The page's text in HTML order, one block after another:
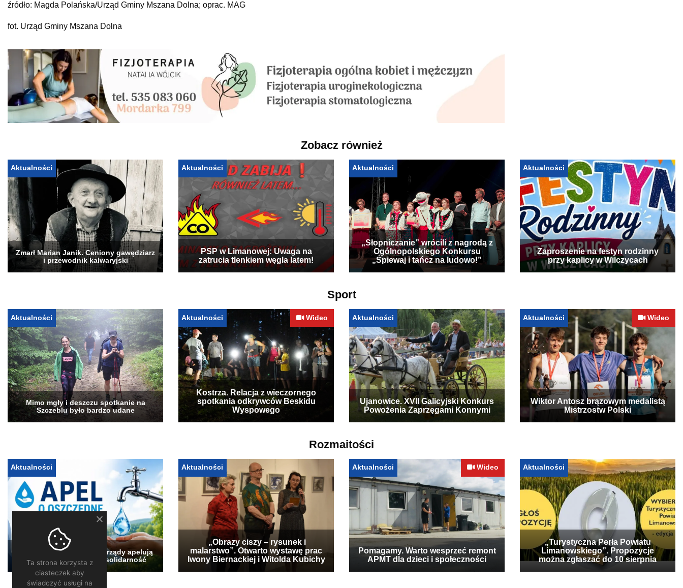
źródło: Magda Polańska/Urząd Gminy Mszana Dolna; oprac. MAG
fot. Urząd Gminy Mszana Dolna
Zobacz również
Aktualności
Zmarł Marian Janik. Ceniony gawędziarz
i przewodnik kalwaryjski
Aktualności
PSP w Limanowej: Uwaga na
zatrucia tlenkiem węgla latem!
Aktualności
„Słopniczanie” wrócili z nagrodą z
Ogólnopolskiego Konkursu
„Śpiewaj i tańcz na ludowo!”
Aktualności
Zaproszenie na festyn rodzinny
przy kaplicy w Wilczycach
Sport
Aktualności
Mimo mgły i deszczu spotkanie na
Szczeblu było bardzo udane
Aktualności Wideo
Kostrza. Relacja z wieczornego
spotkania odkrywców Beskidu
Wyspowego
Aktualności
Ujanowice. XVII Galicyjski Konkurs
Powożenia Zaprzęgami Konnymi
Aktualności Wideo
Wiktor Antosz brązowym medalistą
Mistrzostw Polski
Rozmaitości
Aktualności
Pogłębia się susza. Samorządy apelują
o oszczędzanie wody i solidarność
Aktualności
„Obrazy ciszy – rysunek i
malarstwo”. Otwarto wystawę prac
Iwony Biernackiej i Witolda Kubichy
Aktualności Wideo
Pomagamy. Warto wesprzeć remont
APMT dla dzieci i społeczności
Aktualności
„Turystyczna Perła Powiatu
Limanowskiego”. Propozycje
można zgłaszać do 10 sierpnia
Ta strona korzysta z
ciasteczek aby
świadczyć usługi na